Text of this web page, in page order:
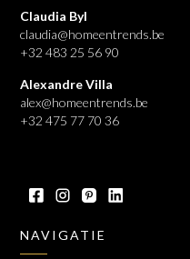
Claudia Byl
claudia@homeentrends.be
+32 483 25 56 90
Alexandre Villa
alex@homeentrends.be
+32 475 77 70 36
NAVIGATIE